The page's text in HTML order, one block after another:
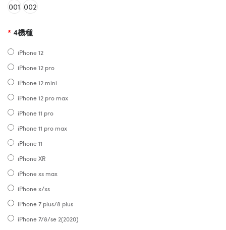
001 002
4機種
iPhone 12
iPhone 12 pro
iPhone 12 mini
iPhone 12 pro max
iPhone 11 pro
iPhone 11 pro max
iPhone 11
iPhone XR
iPhone xs max
iPhone x/xs
iPhone 7 plus/8 plus
iPhone 7/8/se 2(2020)